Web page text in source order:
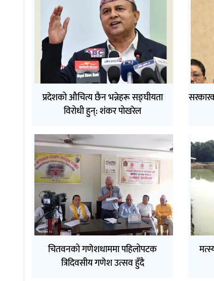
प्रदेशको औचित्य छैन भन्नेहरू सङ्घीयता
विरोधी हुन्: शंकर पोखरेल
चितवनको गणेशधाममा पहिलोपटक
त्रिदिवसीय गणेश उत्सव हुँदै